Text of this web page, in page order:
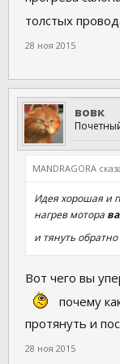
толстых
28 ноя 2015
вовк
MANDRAGORA
Идея хорошая и
нагрев мотора
и тянуть
Вот чего вы
почему
протянуть и
28 ноя 2015